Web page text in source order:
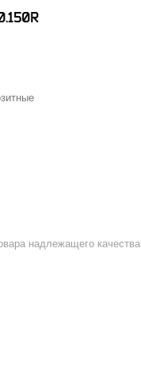
надлежащего качества